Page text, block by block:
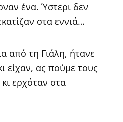
ένα. Ύστερι δεν
στα εννιά…
από τη Γιάλη, ήτανε
είχαν, ας πούμε τους
ερχόταν στα